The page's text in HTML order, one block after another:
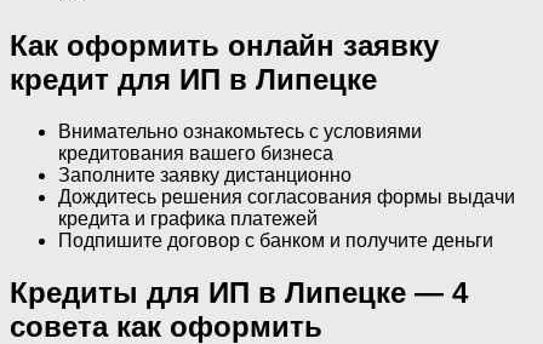
Как оформить онлайн заявку
кредит для ИП в Липецке
Внимательно ознакомьтесь с условиями
кредитования вашего бизнеса
Заполните заявку дистанционно
Дождитесь решения согласования формы выдачи
кредита и графика платежей
Подпишите договор с банком и получите деньги
Кредиты для ИП в Липецке — 4
совета как оформить